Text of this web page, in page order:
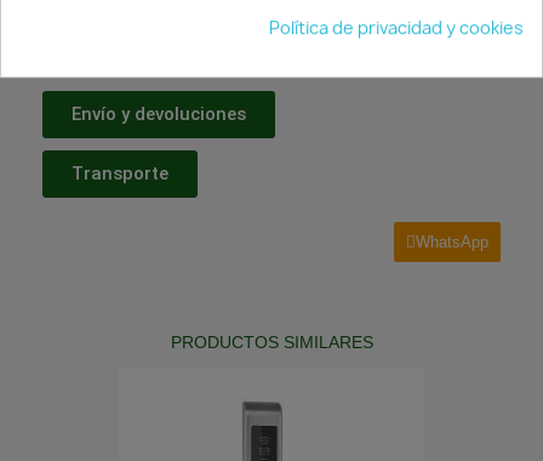
Envío y devoluciones
Transporte
WhatsApp
PRODUCTOS SIMILARES
Política de privacidad y cookies